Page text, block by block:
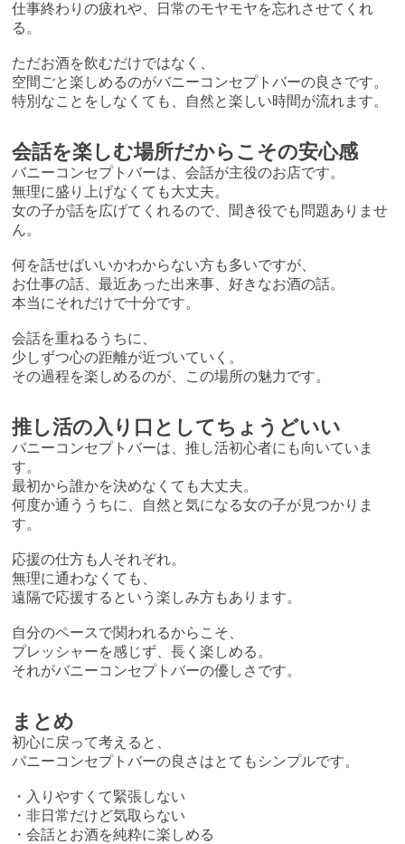
仕事終わりの疲れや、日常のモヤモヤを忘れさせてくれ
る。
ただお酒を飲むだけではなく、
空間ごと楽しめるのがバニーコンセプトバーの良さです。
特別なことをしなくても、自然と楽しい時間が流れます。
会話を楽しむ場所だからこその安心感
バニーコンセプトバーは、会話が主役のお店です。
無理に盛り上げなくても大丈夫。
女の子が話を広げてくれるので、聞き役でも問題ありませ
ん。
何を話せばいいかわからない方も多いですが、
お仕事の話、最近あった出来事、好きなお酒の話。
本当にそれだけで十分です。
会話を重ねるうちに、
少しずつ心の距離が近づいていく。
その過程を楽しめるのが、この場所の魅力です。
推し活の入り口としてちょうどいい
バニーコンセプトバーは、推し活初心者にも向いていま
す。
最初から誰かを決めなくても大丈夫。
何度か通ううちに、自然と気になる女の子が見つかりま
す。
応援の仕方も人それぞれ。
無理に通わなくても、
遠隔で応援するという楽しみ方もあります。
自分のペースで関われるからこそ、
プレッシャーを感じず、長く楽しめる。
それがバニーコンセプトバーの優しさです。
まとめ
初心に戻って考えると、
バニーコンセプトバーの良さはとてもシンプルです。
・入りやすくて緊張しない
・非日常だけど気取らない
・会話とお酒を純粋に楽しめる